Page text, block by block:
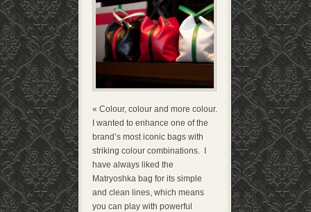
« Colour, colour and more colour.
I wanted to enhance one of the
brand’s most iconic bags with
striking colour combinations. I
have always liked the
Matryoshka bag for its simple
and clean lines, which means
you can play with powerful